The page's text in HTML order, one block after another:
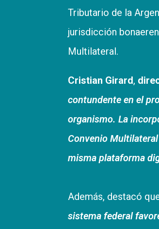
Tributario de la
jurisdicción
Multilateral.
Cristian Girard,
contundente en el
organismo. La
Convenio
misma plataforma
Además, destacó
sistema federal